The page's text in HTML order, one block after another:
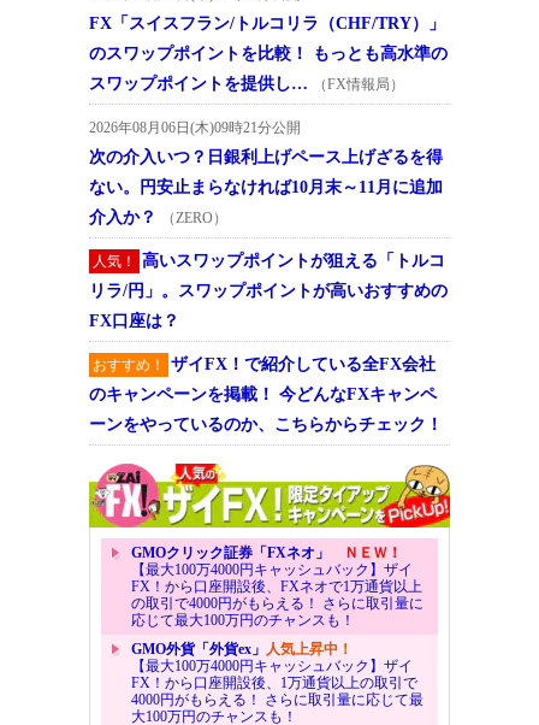
FX「スイスフラン/トルコリラ（CHF/TRY）」
のスワップポイントを比較！ もっとも高水準の
スワップポイントを提供し…
（FX情報局）
2026年08月06日(木)09時21分公開
次の介入いつ？日銀利上げペース上げざるを得
ない。円安止まらなければ10月末～11月に追加
介入か？
（ZERO）
人気！
高いスワップポイントが狙える「トルコ
リラ/円」。スワップポイントが高いおすすめの
FX口座は？
おすすめ！
ザイFX！で紹介している全FX会社
のキャンペーンを掲載！ 今どんなFXキャンペ
ーンをやっているのか、こちらからチェック！
GMOクリック証券「FXネオ」
ＮＥＷ！
【最大100万4000円キャッシュバック】ザイ
FX！から口座開設後、FXネオで1万通貨以上
の取引で4000円がもらえる！ さらに取引量に
応じて最大100万円のチャンスも！
GMO外貨「外貨ex」 人気上昇中！
【最大100万4000円キャッシュバック】ザイ
FX！から口座開設後、1万通貨以上の取引で
4000円がもらえる！ さらに取引量に応じて最
大100万円のチャンスも！